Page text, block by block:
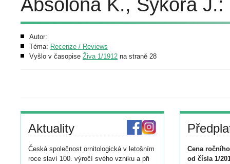
Autor:
Téma: Recenze / Reviews
Vyšlo v časopise Živa 1/1912 na straně 28
Aktuality
Česká společnost ornitologická v letošním
roce slaví 100. výročí svého vzniku a při
Cena
od čísla 1/